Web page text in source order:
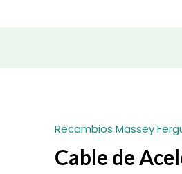
Recambios Massey
Cable de